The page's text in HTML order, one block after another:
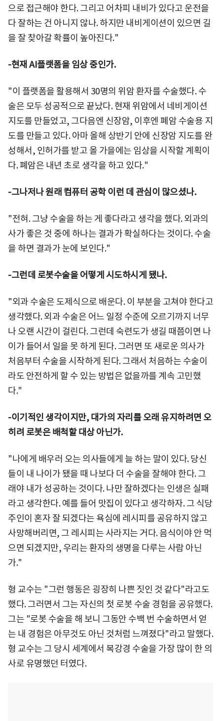
으로 접근해야 한다. 그리고 어차피 내비가 있다고 운전을
다 잘하는 건 아니지 않나. 하지만 내비게이션이 있으면 길
을 잘 찾아갈 확률이 높아진다."
-현재 AI플랫폼을 임상 중인가.
"이 플랫폼을 활용해서 30명의 위암 환자를 수술했다. 수
술은 모두 성공적으로 끝났다. 현재 위암에서 네비게이션
지도를 만들었고, 그다음엔 신장암, 이후엔 폐암 수술용 지
도를 만들고 있다. 아마 올해 상반기 안에 신장암 지도를 완
성해서, 인허가를 받고 올 가을에는 임상을 시작할 계획이
다. 폐암은 내년 초로 생각을 하고 있다."
-그나저나 원래 컴퓨터 공학 이런 데 관심이 많으셨나.
"전혀. 그냥 수술을 하는 게 좋다라고 생각을 했다. 외과의
사가 좋은 것 중에 하나는 결과가 확실하다는 것이다. 수술
을 하면 결과가 눈에 보인다."
-그런데 로봇수술을 어떻게 시도하시게 됐나.
"외과 수술은 도제식으로 배운다. 이 부분을 고쳐야 한다고
생각했다. 외과 수술은 어느 일정 수준에 오르기까지 너무
나 오랜 시간이 걸린다. 그런데 숙련도가 생길 때쯤이면 나
이가 들어서 일을 못 하게 된다. 그러면 또 새로운 의사가
처음부터 수술을 시작하게 된다. 그래서 처음하는 수술이
라도 안전하게 할 수 있는 방법은 없을까를 계속 고민했
다."
-이기적인 생각이지만, 대가의 자리를 오래 유지하려면 오
히려 로봇은 배척할 대상 아닌가.
"나에게 배우러 오는 의사들에게 늘 하는 말이 있다. 당신
들이 내 나이가 됐을 때 나보다 더 수술을 잘해야 한다. 그
래야 내가 성공하는 것이다. 나만 잘하겠다는 인생은 실패
라고 생각한다. 예를 들어 맛집이 있다고 생각하자. 그 식당
주인이 혼자 잘 되겠다는 욕심에 레시피를 공유하지 않고
사망해버리면, 그 레시피는 사라지는 거다. 음식이야 안 먹
으면 되겠지만, 우리는 환자의 생명을 다루는 사람 아닌
가."
형 교수는 "그런 행동은 굉장히 나쁜 짓인 것 같다"라고도
했다. 그러면서 그는 자신의 첫 로봇 수술 경험을 공유했다.
그는 "로봇 수술을 해 보니 그동안 수백 번 수술하면서 얻
는 내 경험은 아무것도 아닌 것처럼 느껴졌다"라고 말했다.
형 교수는 그 당시 세계에서 복강경 수술을 가장 많이 한 의
사로 유명했던 터였다.